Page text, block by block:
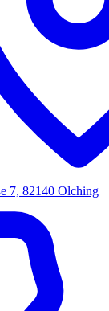
7, 82140 Olching